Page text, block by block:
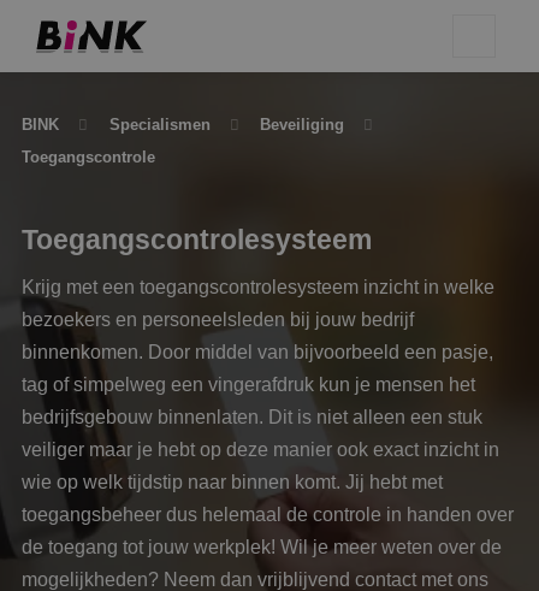
BINK Specialismen
Beveiliging
Toegangscontrole
Toegangscontrolesysteem
Krijg met een toegangscontrolesysteem inzicht in welke
bezoekers en personeelsleden bij jouw bedrijf
binnenkomen. Door middel van bijvoorbeeld een pasje,
tag of simpelweg een vingerafdruk kun je mensen het
bedrijfsgebouw binnenlaten. Dit is niet alleen een stuk
veiliger maar je hebt op deze manier ook exact inzicht in
wie op welk tijdstip naar binnen komt. Jij hebt met
toegangsbeheer dus helemaal de controle in handen over
de toegang tot jouw werkplek! Wil je meer weten over de
mogelijkheden? Neem dan vrijblijvend contact met ons